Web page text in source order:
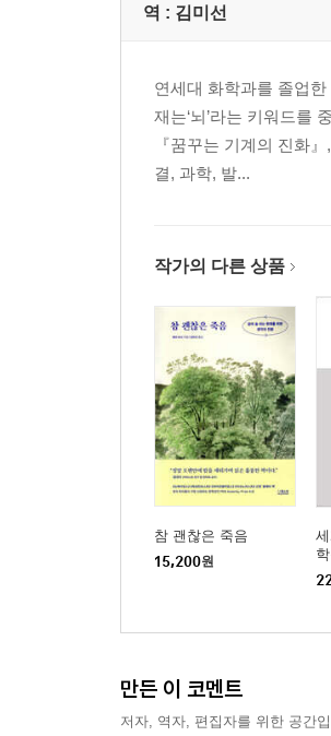
제12장 · 착한 여자아이는 하
제14장 · 화성, 금성 아니면
감사의 말 / 본문의 주 / 참고문
역 : 김미선
연세대 화학과를 졸업
재는‘뇌’라는 키워드를
『꿈꾸는 기계의 진화
결, 과학, 발...
작가의 다른 상품
참 괜찮은 죽음
15,200원
만든 이 코멘트
저자, 역자, 편집자를 위한 공간